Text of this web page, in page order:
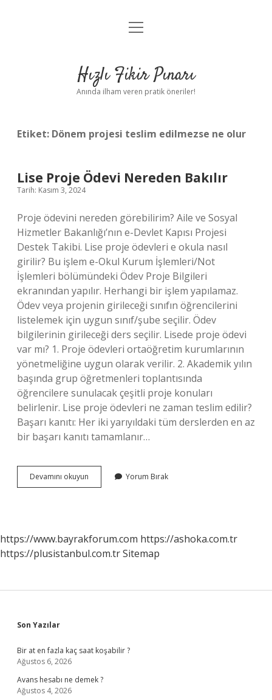
Anasayfa
Yasal Uyarı
menüyü
Hızlı Fikir Pınarı
Anında ilham veren pratik öneriler!
Etiket: Dönem projesi teslim edilmezse ne olur
Lise Proje Ödevi Nereden Bakılır
Tarih: Kasım 3, 2024
Proje ödevini nereden görebilirim? Aile ve Sosyal
Hizmetler Bakanlığı’nın e-Devlet Kapısı Projesi
Destek Takibi. Lise proje ödevleri e okula nasıl
girilir? Bu işlem e-Okul Kurum İşlemleri/Not
İşlemleri bölümündeki Ödev Proje Bilgileri
ekranından yapılır. Herhangi bir işlem yapılamaz.
Ödev veya projenin girileceği sınıfın öğrencilerini
listelemek için uygun sınıf/şube seçilir. Ödev
bilgilerinin girileceği ders seçilir. Lisede proje ödevi
var mı? 1. Proje ödevleri ortaöğretim kurumlarının
yönetmeliğine uygun olarak verilir. 2. Akademik yılın
başında grup öğretmenleri toplantısında
öğrencilere sunulacak çeşitli proje konuları
belirlenir. Lise proje ödevleri ne zaman teslim edilir?
Başarı kanıtı: Her iki yarıyıldaki tüm derslerden en az
bir başarı kanıtı tamamlanır…
Devamını okuyun
Proje
Yorum Bırak
https://www.bayrakforum.com https://ashoka.com.tr
https://plusistanbul.com.trSitemap
Sidebar
Son Yazılar
Bir at en fazla kaç saat koşabilir ?
Ağustos 6, 2026
Avans hesabı ne demek ?
Ağustos 4, 2026